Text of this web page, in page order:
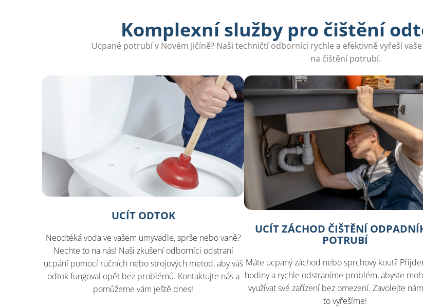
Komplexní služby pro čištění
Ucpané potrubí v Novém Jičíně? Naši techničtí odborníci rychle a efektivně vyřeší
na čištění potrubí.
UCÍT ODTOK
Neodtéká voda ve vašem umyvadle, sprše nebo vaně?
Nechte to na nás! Naši zkušení odborníci odstraní
ucpání pomocí ručních nebo strojových metod, aby váš
odtok fungoval opět bez problémů. Kontaktujte nás a
pomůžeme vám ještě dnes!​
UCÍT ZÁCHOD ČIŠTĚNÍ
POTRUBÍ
Máte ucpaný záchod nebo sprchový kout?
hodiny a rychle odstraníme problém, abyste
využívat své zařízení bez omezení. Zavolejte
to vyřešíme!